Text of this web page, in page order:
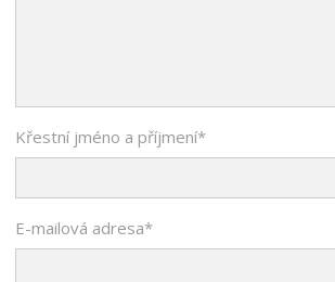
Křestní jméno a příjmení*
E-mailová adresa*